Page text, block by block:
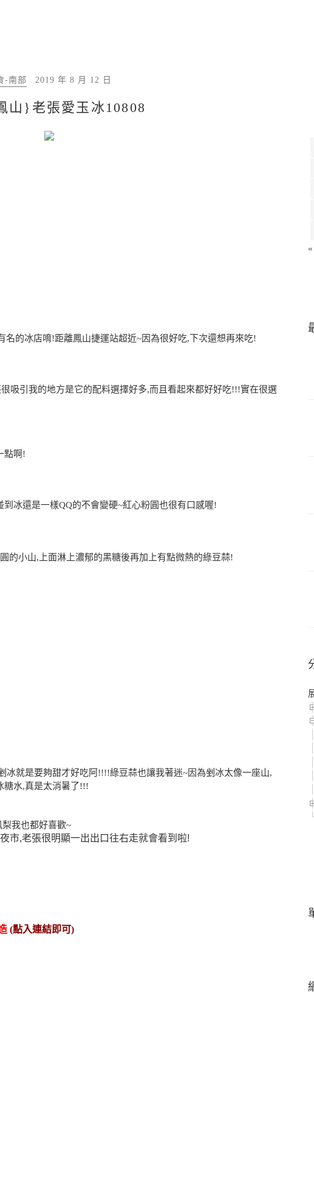
-南部 2019 年 8 月 12 日
山}老張愛玉冰10808
的冰店唷!距離鳳山捷運站超近~因為很好吃,下次還想再來吃!
吸引我的地方是它的配料選擇好多,而且看起來都好好吃!!!實在很選
點啊!
冰還是一樣QQ的不會變硬~紅心粉圓也很有口感喔!
的小山,上面淋上濃郁的黑糖後再加上有點微熱的綠豆蒜!
冰就是要夠甜才好吃阿!!!!綠豆蒜也讓我著迷~因為剉冰太像一座山,
糖水,真是太消暑了!!!
我也都好喜歡~
市,老張很明顯一出出口往右走就會看到啦!
(點入連結即可)